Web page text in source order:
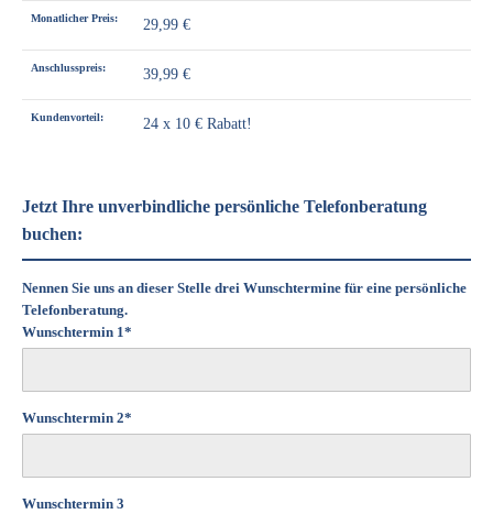
Monatlicher Preis: 29,99 €
Anschlusspreis: 39,99 €
Kundenvorteil: 24 x 10 € Rabatt!
Jetzt Ihre unverbindliche persönliche Telefonberatung
buchen:
Nennen Sie uns an dieser Stelle drei Wunschtermine für eine persönliche
Telefonberatung.
Wunschtermin 1*
Wunschtermin 2*
Wunschtermin 3